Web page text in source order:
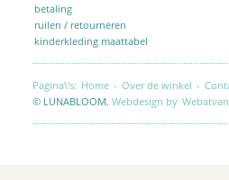
betaling
ruilen / retourneren
kinderkleding maattabel
Pagina\'s: Home - Over de winkel -
© LUNABLOOM. Webdesign by